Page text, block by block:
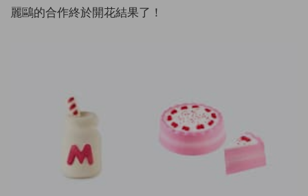
麗鷗的合作終於開花結果了！